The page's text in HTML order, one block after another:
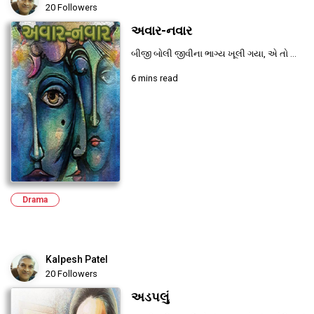
20 Followers
અવાર-નવાર
બીજી બોલી જીવીના ભાગ્ય ખૂલી ગયા, એ તો ...
6 mins read
Drama
Kalpesh Patel
20 Followers
અડપલું